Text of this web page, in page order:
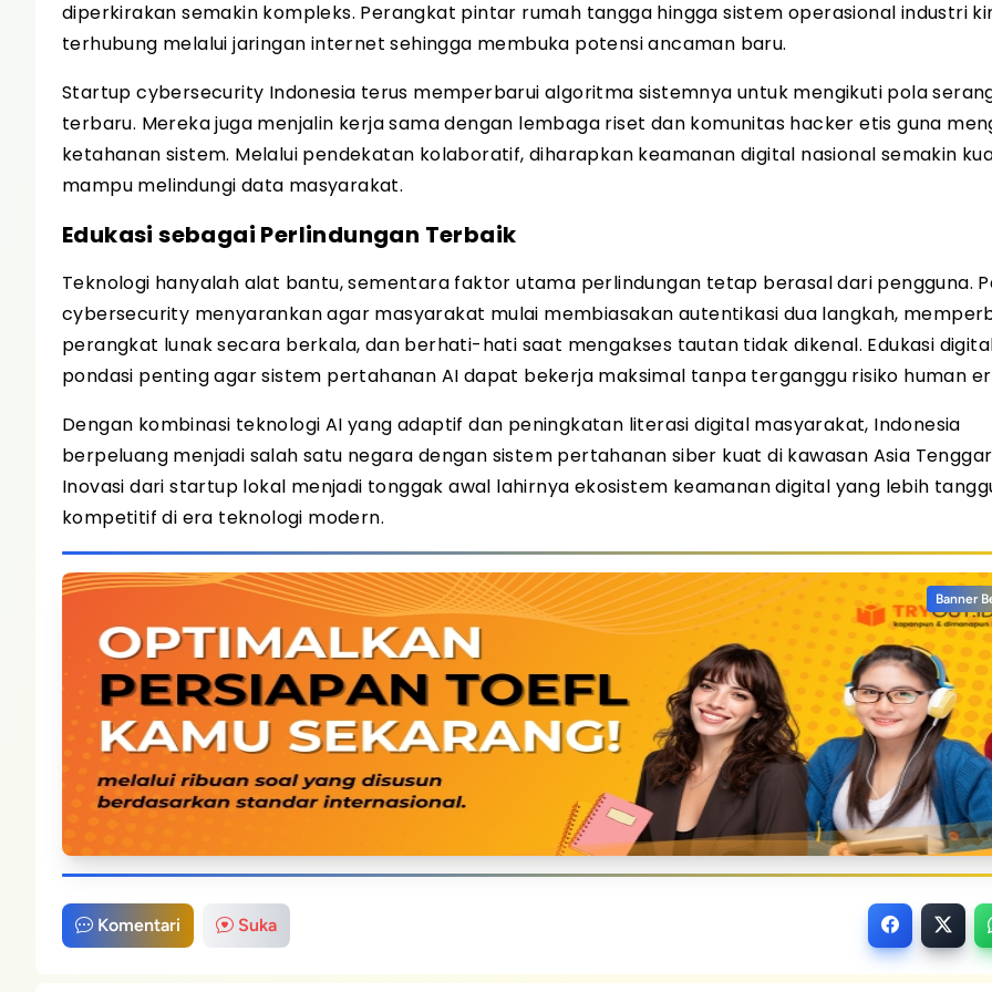
diperkirakan semakin kompleks. Perangkat pintar rumah tangga hingga sistem operasional industri
terhubung melalui jaringan internet sehingga membuka potensi ancaman baru.
Startup cybersecurity Indonesia terus memperbarui algoritma sistemnya untuk mengikuti pola
terbaru. Mereka juga menjalin kerja sama dengan lembaga riset dan komunitas hacker etis guna
ketahanan sistem. Melalui pendekatan kolaboratif, diharapkan keamanan digital nasional semakin
mampu melindungi data masyarakat.
Edukasi sebagai Perlindungan Terbaik
Teknologi hanyalah alat bantu, sementara faktor utama perlindungan tetap berasal dari pengguna.
cybersecurity menyarankan agar masyarakat mulai membiasakan autentikasi dua langkah,
perangkat lunak secara berkala, dan berhati-hati saat mengakses tautan tidak dikenal. Edukasi
pondasi penting agar sistem pertahanan AI dapat bekerja maksimal tanpa terganggu risiko human
Dengan kombinasi teknologi AI yang adaptif dan peningkatan literasi digital masyarakat, Indonesia
berpeluang menjadi salah satu negara dengan sistem pertahanan siber kuat di kawasan Asia
Inovasi dari startup lokal menjadi tonggak awal lahirnya ekosistem keamanan digital yang lebih
kompetitif di era teknologi modern.
Banner
Komentari Suka